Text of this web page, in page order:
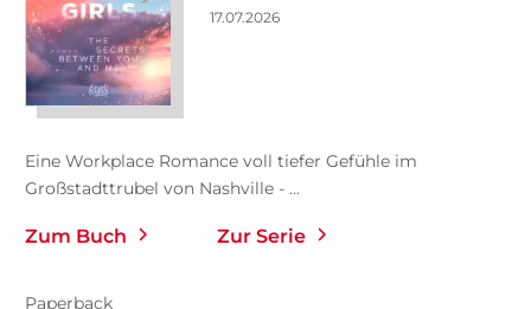
17.07.2026
Eine Workplace Romance voll tiefer Gefühle im
Großstadttrubel von Nashville - ...
Zum Buch Zur Serie
Paperback